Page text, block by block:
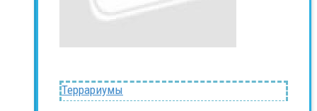
Террариумы